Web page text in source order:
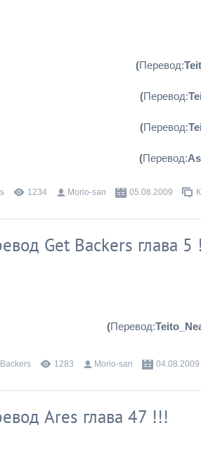
(Перевод:
(Перевод:
(Перевод:
(Перевод:
1234 Morio-san 05.08.2009
Get Backers глава 5
(Перевод:
1283 Morio-san 04.08.2009
Ares глава 47 !!!